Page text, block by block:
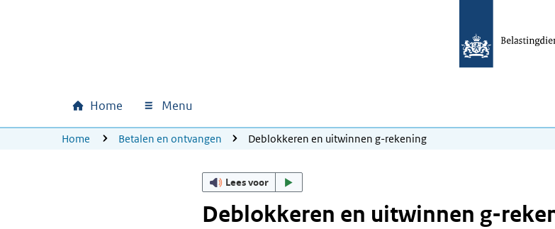
Hoofdnavigatie
Home Menu
U bevindt zich hier:
Home Betalen en ontvangen Deblokkeren en uitwinnen g-rekening
Lees voor
Deblokkeren en uitwinnen g-